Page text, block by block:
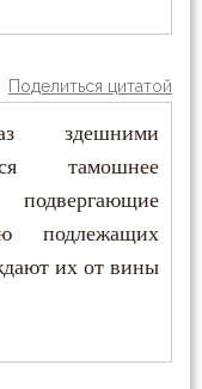
Поделиться цитатой
здешними
тамошнее
подлежащих
их от вины